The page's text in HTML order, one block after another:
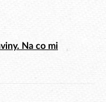
Na co mi